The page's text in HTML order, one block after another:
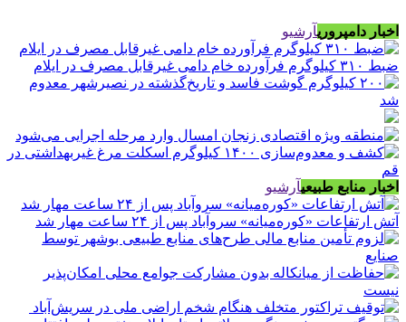
اخبار دامپروریآرشیو
ضبط ۳۱۰ کیلوگرم فرآورده خام دامی غیرقابل مصرف در ایلام
اخبار منابع طبیعیآرشیو
آتش ارتفاعات «کوره‌میانه» سروآباد پس از ۲۴ ساعت مهار شد